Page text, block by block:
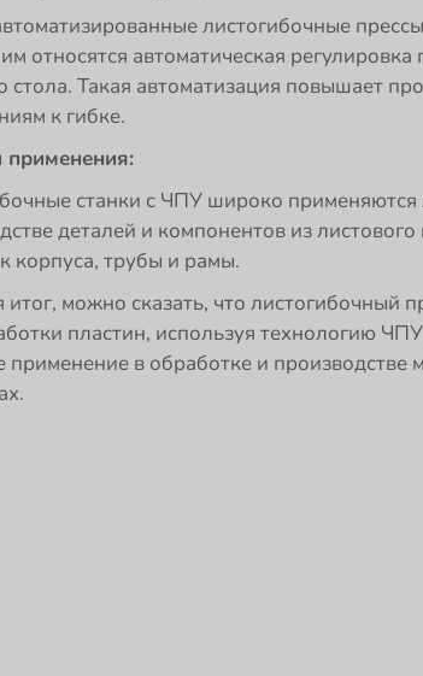
листогибочные
относятся автоматическая
стола. Такая автоматизация повышает
к гибке.
применения:
станки с ЧПУ широко
деталей и компонентов из
корпуса, трубы и рамы.
можно сказать, что листогибочный
пластин, используя технологию
применение в обработке и